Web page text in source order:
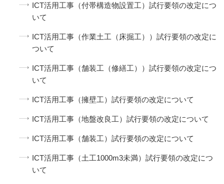
ICT活用工事（付帯構造物設置工）試行要領の改定につ
いて
ICT活用工事（作業土工（床掘工））試行要領の改定に
ついて
ICT活用工事（舗装工（修繕工））試行要領の改定につ
いて
ICT活用工事（擁壁工）試行要領の改定について
ICT活用工事（地盤改良工）試行要領の改定について
ICT活用工事（舗装工）試行要領の改定について
ICT活用工事（土工1000m3未満）試行要領の改定につ
いて